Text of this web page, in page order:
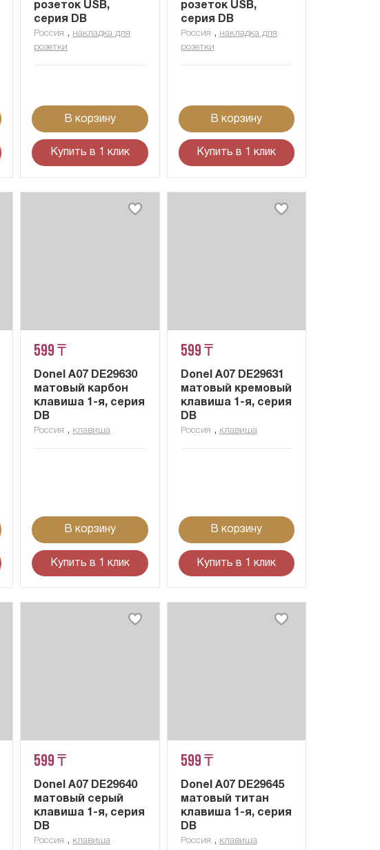
розеток USB,
серия DB
Россия , накладка для
розетки
В корзину
Купить в 1 клик
розеток USB,
серия DB
Россия , накладка для
розетки
В корзину
Купить в 1 клик
599 ₸
Donel A07 DE29630
матовый карбон
клавиша 1-я, серия
DB
Россия , клавиша
В корзину
Купить в 1 клик
599 ₸
Donel A07 DE29631
матовый кремовый
клавиша 1-я, серия
DB
Россия , клавиша
В корзину
Купить в 1 клик
599 ₸
Donel A07 DE29640
матовый серый
клавиша 1-я, серия
DB
Россия , клавиша
599 ₸
Donel A07 DE29645
матовый титан
клавиша 1-я, серия
DB
Россия , клавиша